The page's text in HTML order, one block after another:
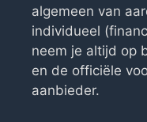
algemeen van
individueel
neem je altijd op
en de officiële
aanbieder.